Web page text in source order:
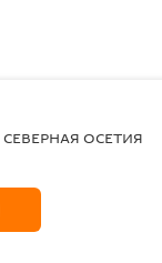
СЕВЕРНАЯ ОСЕТИЯ